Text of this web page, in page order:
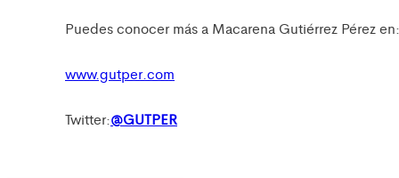
Puedes conocer más a Macarena Gutiérrez Pérez en:
www.gutper.com
Twitter:@GUTPER